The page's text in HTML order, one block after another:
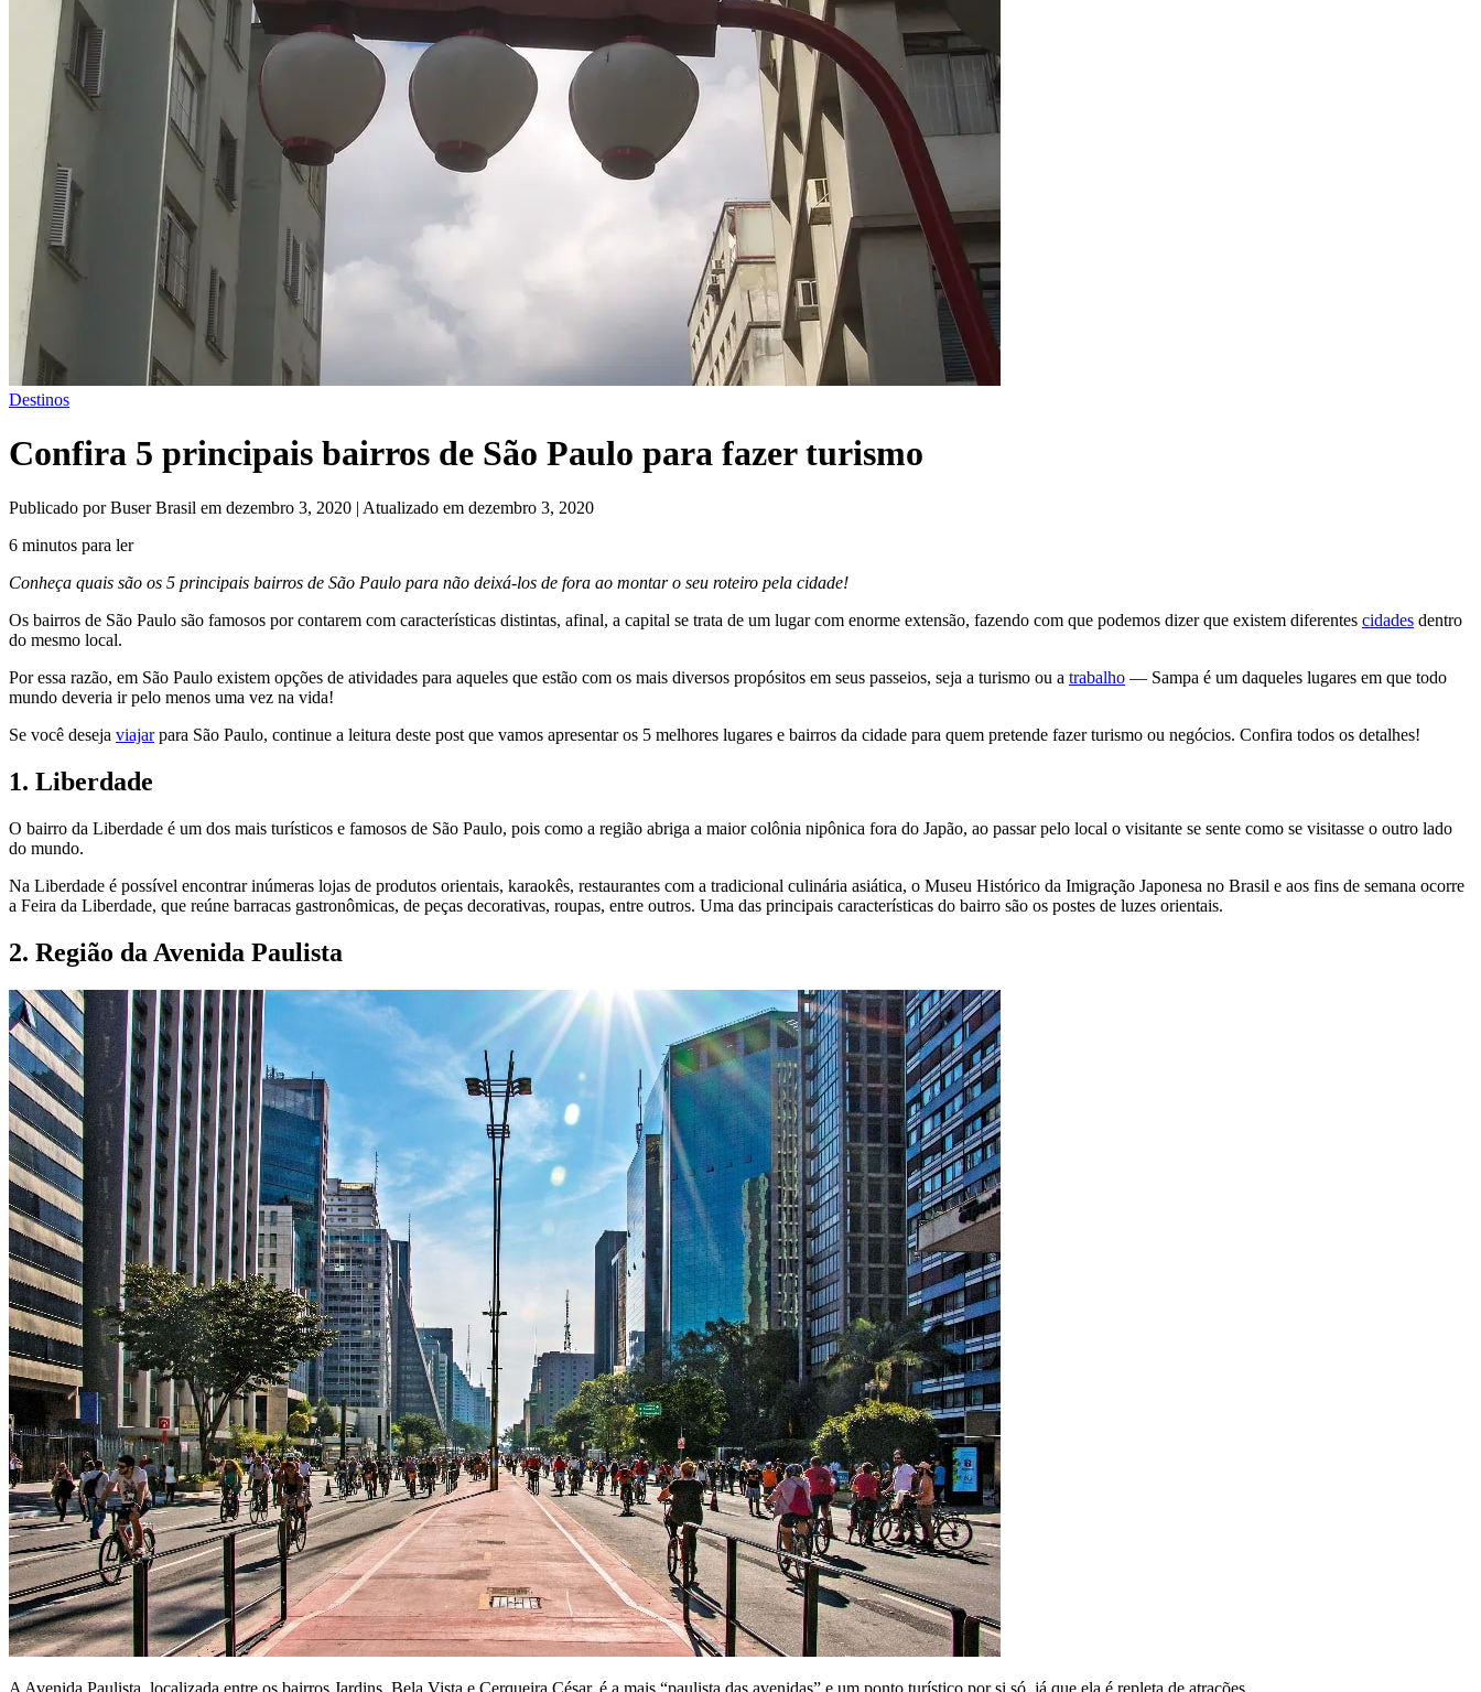
Destinos
Confira 5 principais bairros de São Paulo para fazer turismo
Publicado por Buser Brasil em dezembro 3, 2020 | Atualizado em dezembro 3, 2020
6 minutos para ler
Conheça quais são os 5 principais bairros de São Paulo para não deixá-los de fora ao montar o seu roteiro pela cidade!
Os bairros de São Paulo são famosos por contarem com características distintas, afinal, a capital se trata de um lugar com enorme extensão, fazendo com que podemos dizer que existem diferentes cidades dentro
do mesmo local.
Por essa razão, em São Paulo existem opções de atividades para aqueles que estão com os mais diversos propósitos em seus passeios, seja a turismo ou a trabalho — Sampa é um daqueles lugares em que todo
mundo deveria ir pelo menos uma vez na vida!
Se você deseja viajarpara São Paulo, continue a leitura deste post que vamos apresentar os 5 melhores lugares e bairros da cidade para quem pretende fazer turismo ou negócios. Confira todos os detalhes!
1. Liberdade
O bairro da Liberdade é um dos mais turísticos e famosos de São Paulo, pois como a região abriga a maior colônia nipônica fora do Japão, ao passar pelo local o visitante se sente como se visitasse o outro lado
do mundo.
Na Liberdade é possível encontrar inúmeras lojas de produtos orientais, karaokês, restaurantes com a tradicional culinária asiática, o Museu Histórico da Imigração Japonesa no Brasil e aos fins de semana ocorre
a Feira da Liberdade, que reúne barracas gastronômicas, de peças decorativas, roupas, entre outros. Uma das principais características do bairro são os postes de luzes orientais.
2. Região da Avenida Paulista
A Avenida Paulista, localizada entre os bairros Jardins, Bela Vista e Cerqueira César, é a mais “paulista das avenidas” e um ponto turístico por si só, já que ela é repleta de atrações.